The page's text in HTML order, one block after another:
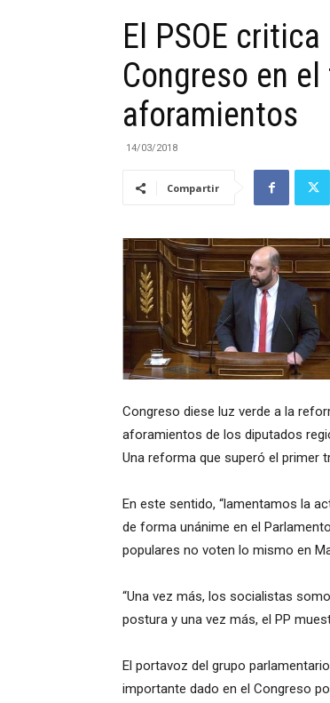
Español
|
El PSOE
Congreso en
aforamientos
14/03/2018
Compartir
Congreso diese luz verde a la
aforamientos de los diputados
Una reforma que superó el primer
En este sentido, “lamentamos la
de forma unánime en el
populares no voten lo mismo en
“Una vez más, los socialistas
postura y una vez más, el PP
El portavoz del grupo
importante dado en el Congreso